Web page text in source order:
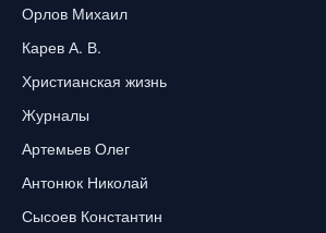
Орлов Михаил
Карев А. В.
Христианская жизнь
Журналы
Артемьев Олег
Антонюк Николай
Сысоев Константин